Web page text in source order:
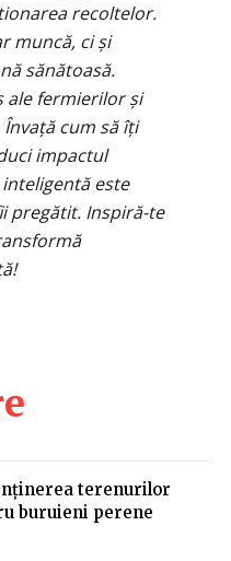
recoltelor.
muncă, ci și
sănătoasă.
ale fermierilor și
cum să îți
impactul
este
pregătit. Inspiră-te
terenurilor
buruieni perene